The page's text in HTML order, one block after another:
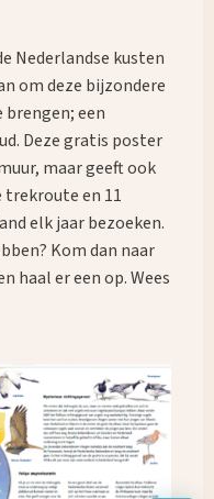
Nederlandse kusten
om deze bijzondere
een
Deze gratis poster
maar geeft ook
en 11
elk jaar bezoeken.
Kom dan naar
haal er een op. Wees